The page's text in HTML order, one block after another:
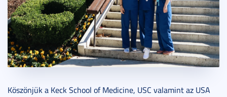
Köszönjük a Keck School of Medicine, USC valamint az USA